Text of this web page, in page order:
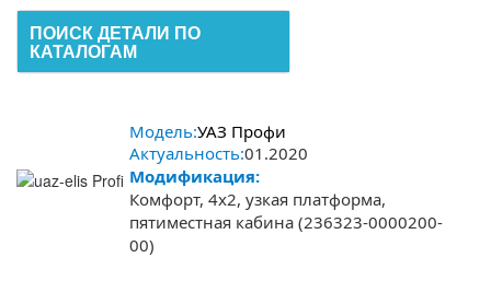
ПОИСК ДЕТАЛИ ПО
КАТАЛОГАМ
Модель:УАЗ Профи
Актуальность:01.2020
Модификация:
Комфорт, 4х2, узкая платформа,
пятиместная кабина (236323-0000200-
00)